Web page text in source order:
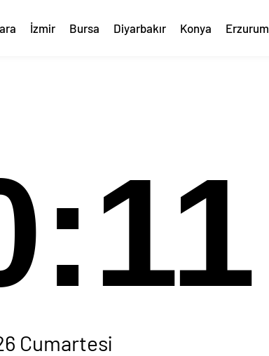
İzmir Bursa Diyarbakır Konya Erzurum
Cumartesi